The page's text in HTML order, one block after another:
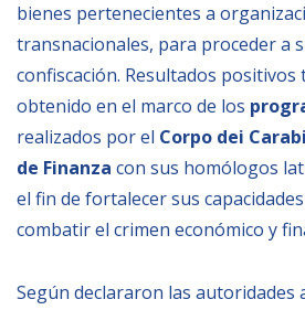
bienes pertenecientes a
transnacionales, para proceder a
confiscación. Resultados positivos
obtenido en el marco de los
realizados por el Corpo dei
de Finanza con sus homólogos
el fin de fortalecer sus
combatir el crimen económico y
Según declararon las autoridades